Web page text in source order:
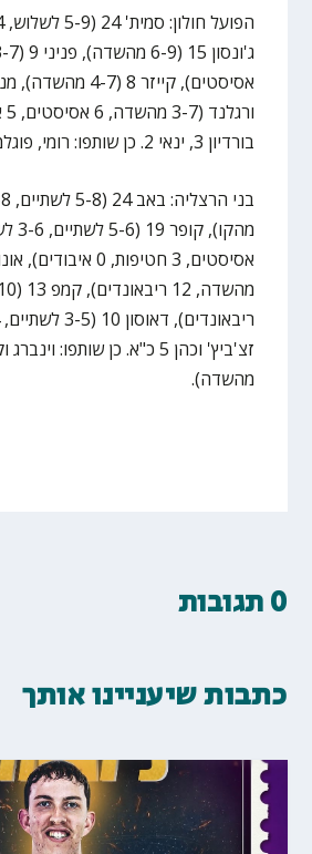
בורדיון 3, ינאי 2. כן שותפו: רומי, פוגלמן ומגי.
מהשדה).
0 תגובות
כתבות שיעניינו אותך